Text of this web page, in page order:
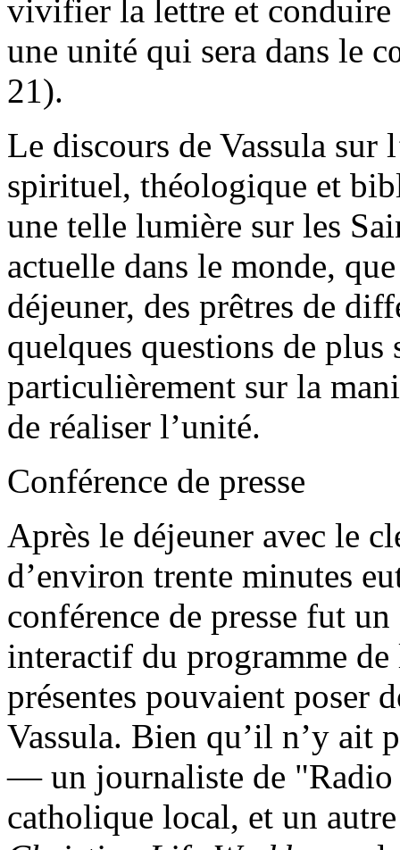
vivifier la lettre et conduire
une unité qui sera dans le
21).
Le discours de Vassula sur
spirituel, théologique et
une telle lumière sur les
actuelle dans le monde,
déjeuner, des prêtres de
quelques questions de plus
particulièrement sur la
de réaliser l’unité.
Conférence de presse
Après le déjeuner avec le
d’environ trente minutes
conférence de presse fut
interactif du programme de
présentes pouvaient poser
Vassula. Bien qu’il n’y ait
— un journaliste de "Radio
catholique local, et un